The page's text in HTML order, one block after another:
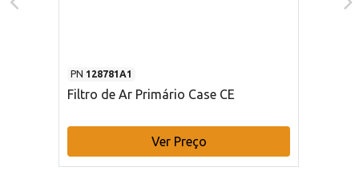
PN 128781A1
Filtro de Ar Primário Case CE
Ver Preço